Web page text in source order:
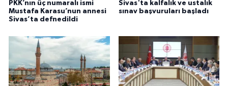
PKK’nın üç numaralı ismi
Mustafa Karasu’nun annesi
Sivas’ta defnedildi
Sivas'ta kalfalık ve ustalık
sınav başvuruları başladı